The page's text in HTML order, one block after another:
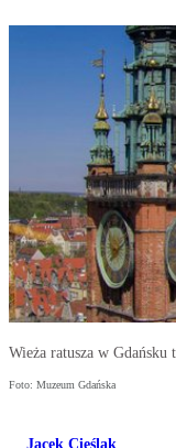
Wieża ratusza w
Foto: Muzeum Gdańska
Jacek Cieślak